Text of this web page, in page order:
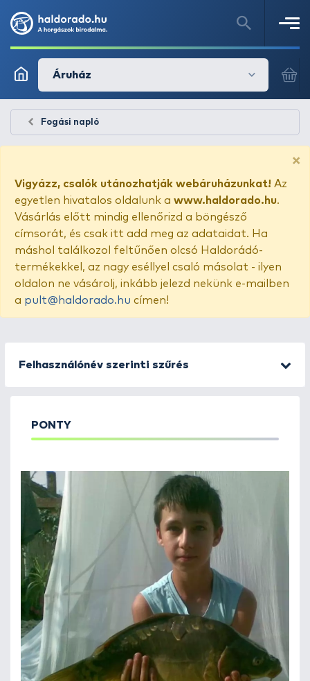
Áruház
Fogási napló
×
Vigyázz, csalók utánozhatják webáruházunkat! Az
egyetlen hivatalos oldalunk a www.haldorado.hu.
Vásárlás előtt mindig ellenőrizd a böngésző
címsorát, és csak itt add meg az adataidat. Ha
máshol találkozol feltűnően olcsó Haldorádó-
termékekkel, az nagy eséllyel csaló másolat - ilyen
oldalon ne vásárolj, inkább jelezd nekünk e-mailben
a pult@haldorado.hu címen!
Felhasználónév szerinti szűrés
PONTY